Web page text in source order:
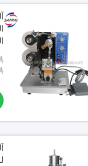
سعر